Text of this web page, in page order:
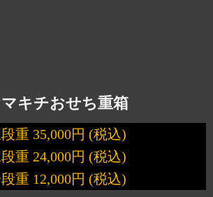
キチおせち重箱
重 35,000円 (税込)
重 24,000円 (税込)
重 12,000円 (税込)